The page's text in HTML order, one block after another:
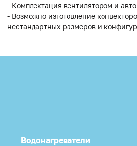
- Комплектация вентилятором и
- Возможно изготовление
нестандартных размеров и
Водонагреватели